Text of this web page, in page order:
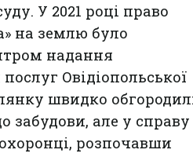
У 2021 році право
на землю було
надання
Овідіопольської
швидко
забудови, але у справу
розпочавши